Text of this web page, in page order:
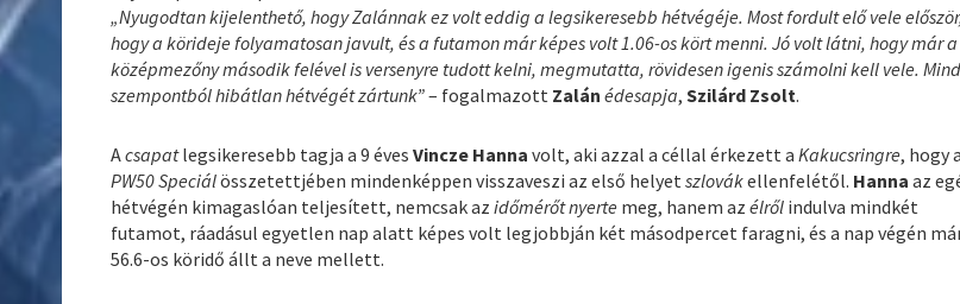
„Nyugodtan kijelenthető, hogy Zalánnak ez volt eddig a legsikeresebb hétvégéje. Most fordult elő vele először,
hogy a körideje folyamatosan javult, és a futamon már képes volt 1.06-os kört menni. Jó volt látni, hogy már a
középmezőny második felével is versenyre tudott kelni, megmutatta, rövidesen igenis számolni kell vele.
szempontból hibátlan hétvégét zártunk”– fogalmazott Zalán édesapja,Szilárd Zsolt.
Acsapatlegsikeresebb tagja a 9 évesVincze Hanna volt, aki azzal a céllal érkezett aKakucsringre, hogy a
PW50 Speciálösszetettjében mindenképpen visszaveszi az első helyetszlovákellenfelétől. Hanna az
hétvégén kimagaslóan teljesített, nemcsak azidőmérőtnyerte meg, hanem azélről indulva mindkét
futamot, ráadásul egyetlen nap alatt képes volt legjobbján két másodpercet faragni, és a nap végén
56.6-os köridő állt a neve mellett.